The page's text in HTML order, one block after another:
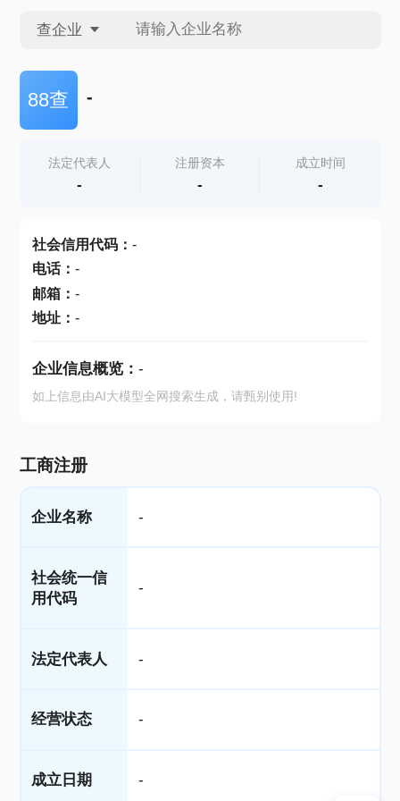
查企业
查企业
查产地
88查 -
法定代表人
-
注册资本
-
成立时间
-
社会信用代码： -
电话： -
邮箱： -
地址： -
企业信息概览： -
如上信息由AI大模型全网搜索生成，请甄别使用!
工商注册
企业名称 -
社会统一信
用代码
-
法定代表人 -
经营状态 -
成立日期 -